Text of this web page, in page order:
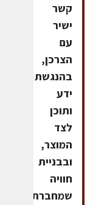
קשר
ישיר
עם
הצרכן,
בהנגשת
ידע
ותוכן
לצד
המוצר,
ובבניית
חוויה
שמחברת